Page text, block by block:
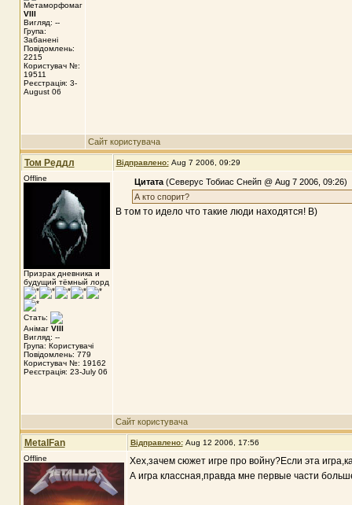
Метаморфомаг
VIII
Вигляд: --
Група:
Забанені
Повідомлень:
2215
Користувач №:
19511
Реєстрація: 3-
August 06
Сайт користувача
Том Реддл Відправлено: Aug 7 2006, 09:29
Offline
Призрак дневника и
будущий тёмный лорд
Стать:
Анімаг VIII
Вигляд: --
Група: Користувачі
Повідомлень: 779
Користувач №: 19162
Реєстрація: 23-July 06
Цитата (Северус Тобиас Снейп @ Aug 7 2006, 09:26)
А кто спорит?
В том то идело что такие люди находятся! B)
Сайт користувача
MetalFan Відправлено: Aug 12 2006, 17:56
Offline
Хех,зачем сюжет игре про войну?Если эта
А игра классная,правда мне первые части